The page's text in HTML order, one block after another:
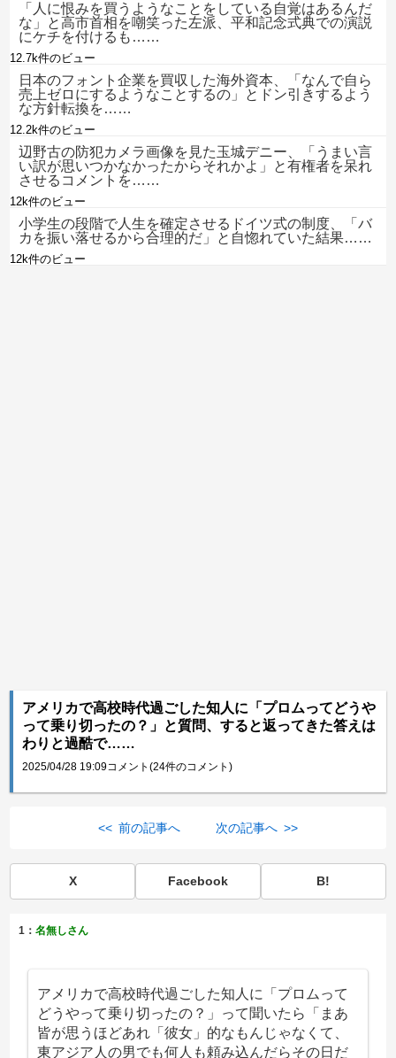
「人に恨みを買うようなことをしている自覚はあるんだ
な」と高市首相を嘲笑った左派、平和記念式典での演説
にケチを付けるも……
12.7k件のビュー
日本のフォント企業を買収した海外資本、「なんで自ら
売上ゼロにするようなことするの」とドン引きするよう
な方針転換を……
12.2k件のビュー
辺野古の防犯カメラ画像を見た玉城デニー、「うまい言
い訳が思いつかなかったからそれかよ」と有権者を呆れ
させるコメントを……
12k件のビュー
小学生の段階で人生を確定させるドイツ式の制度、「バ
カを振い落せるから合理的だ」と自惚れていた結果……
12k件のビュー
アメリカで高校時代過ごした知人に「プロムってどうや
って乗り切ったの？」と質問、すると返ってきた答えは
わりと過酷で……
2025/04/28 19:09コメント(24件のコメント)
<< 前の記事へ 次の記事へ >>
X Facebook B!
1：名無しさん
アメリカで高校時代過ごした知人に「プロムって
どうやって乗り切ったの？」って聞いたら「まあ
皆が思うほどあれ「彼女」的なもんじゃなくて、
東アジア人の男でも何人も頼み込んだらその日だ